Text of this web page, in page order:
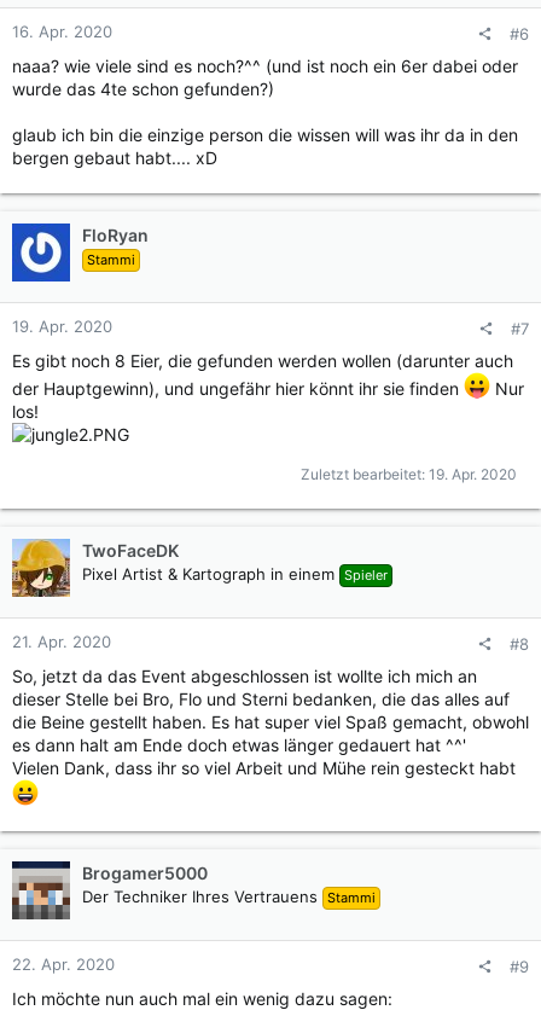
16. Apr. 2020 #6
naaa? wie viele sind es noch?^^ (und ist noch ein 6er dabei oder
wurde das 4te schon gefunden?)
glaub ich bin die einzige person die wissen will was ihr da in den
bergen gebaut habt.... xD
FloRyan
Stammi
19. Apr. 2020 #7
Es gibt noch 8 Eier, die gefunden werden wollen (darunter auch
der Hauptgewinn), und ungefähr hier könnt ihr sie finden
Nur
los!
Zuletzt bearbeitet: 19. Apr. 2020
TwoFaceDK
Pixel Artist & Kartograph in einem Spieler
21. Apr. 2020 #8
So, jetzt da das Event abgeschlossen ist wollte ich mich an
dieser Stelle bei Bro, Flo und Sterni bedanken, die das alles auf
die Beine gestellt haben. Es hat super viel Spaß gemacht, obwohl
es dann halt am Ende doch etwas länger gedauert hat ^^'
Vielen Dank, dass ihr so viel Arbeit und Mühe rein gesteckt habt
Brogamer5000
Der Techniker Ihres Vertrauens Stammi
22. Apr. 2020 #9
Ich möchte nun auch mal ein wenig dazu sagen: